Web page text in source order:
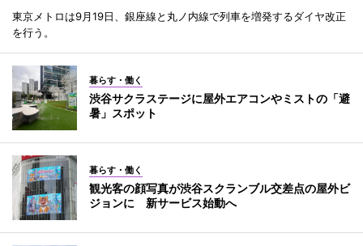
東京メトロは9月19日、銀座線と丸ノ内線で列車を増発するダイヤ改正
を行う。
暮らす・働く
渋谷サクラステージに屋外エアコンやミストの「避
暑」スポット
暮らす・働く
観光客の顔写真が渋谷スクランブル交差点の屋外ビ
ジョンに 新サービス始動へ